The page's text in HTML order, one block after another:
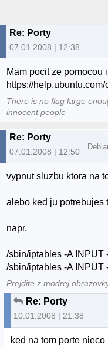
Re: Porty
07.01.2008 | 12:38
Mam pocit ze pomocou
https://
There is no flag large
innocent people
Re: Porty
07.01.2008 | 12:50
vypnut sluzbu ktora na
alebo ked ju potrebujes
napr.
/sbin/iptables -A INPUT
/sbin/iptables -A INPUT
Prejdite z modrej
Re: Porty
10.01.2008 | 21:38
ked na tom porte